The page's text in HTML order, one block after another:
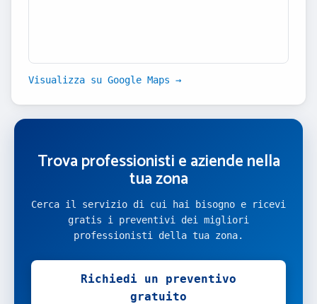
Visualizza su Google Maps →
Trova professionisti e aziende nella
tua zona
Cerca il servizio di cui hai bisogno e ricevi
gratis i preventivi dei migliori
professionisti della tua zona.
Richiedi un preventivo
gratuito